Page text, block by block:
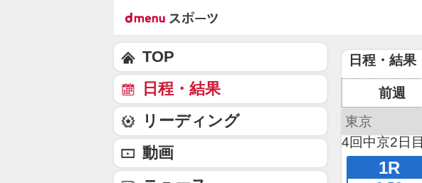
日程・結果
前週
東京
4回中京2日目
1R
TOP
日程・結果
リーディング
動画